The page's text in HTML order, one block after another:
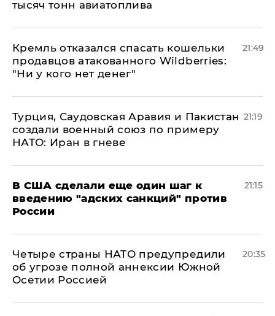
тысяч тонн авиатоплива
Кремль отказался спасать кошельки
продавцов атакованного Wildberries:
"Ни у кого нет денег"
21:49
Турция, Саудовская Аравия и Пакистан
создали военный союз по примеру
НАТО: Иран в гневе
21:19
В США сделали еще один шаг к
введению "адских санкций" против
России
21:15
Четыре страны НАТО предупредили
об угрозе полной аннексии Южной
Осетии Россией
20:35